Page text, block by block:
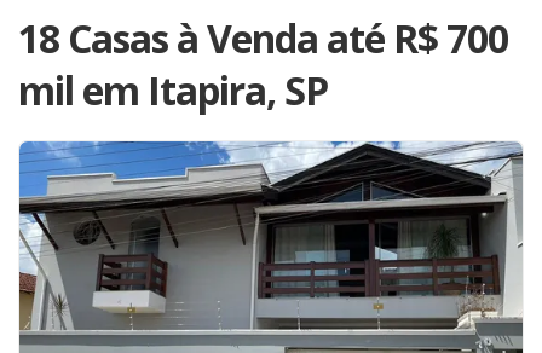
18 Casas à Venda até R$ 700
mil em Itapira, SP